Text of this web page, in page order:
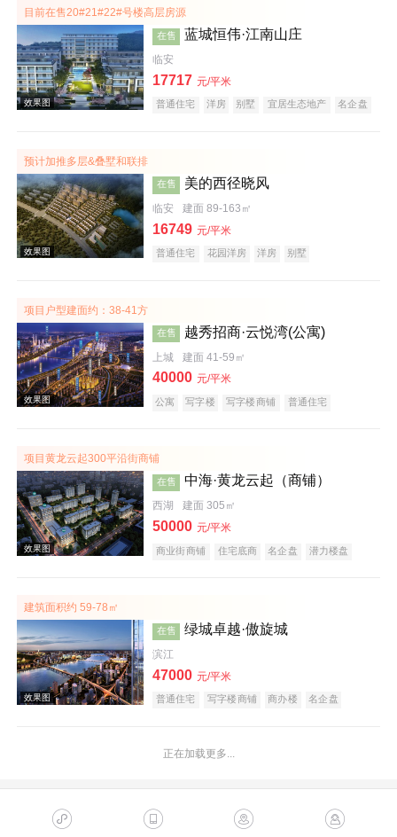
效果图
效果图
目前在售20#21#22#号楼高层房源
效果图
在售 蓝城恒伟·江南山庄
临安
17717 元/平米
普通住宅 洋房 别墅 宜居生态地产
名企盘
预计加推多层&叠墅和联排
效果图
在售 美的西径晓风
临安 建面 89-163㎡
16749 元/平米
普通住宅 花园洋房 洋房
别墅
项目户型建面约：38-41方
在售 越秀招商·云悦湾(公寓)
上城 建面 41-59㎡
40000 元/平米
公寓 写字楼 写字楼商铺
普通住宅
项目黄龙云起300平沿街商铺
在售 中海·黄龙云起（商铺）
西湖 建面 305㎡
50000 元/平米
商业街商铺 住宅底商 名企盘
潜力楼盘
建筑面积约 59-78㎡
在售 绿城卓越·傲旋城
滨江
47000 元/平米
普通住宅 写字楼商铺 商办楼 名企盘
32790